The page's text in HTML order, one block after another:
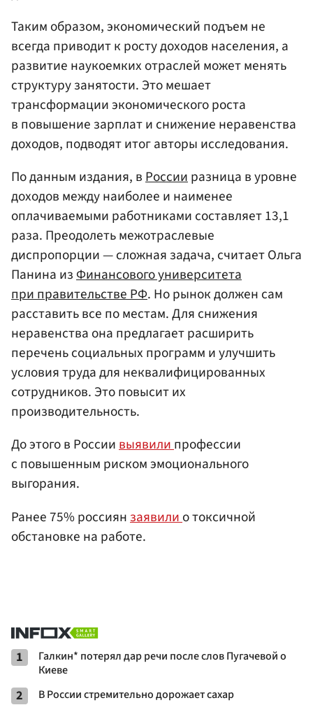
Таким образом, экономический подъем не
всегда приводит к росту доходов населения, а
развитие наукоемких отраслей может менять
структуру занятости. Это мешает
трансформации экономического роста
в повышение зарплат и снижение неравенства
доходов, подводят итог авторы исследования.
По данным издания, вРоссииразница в уровне
доходов между наиболее и наименее
оплачиваемыми работниками составляет 13,1
раза. Преодолеть межотраслевые
диспропорции — сложная задача, считает Ольга
Панина изФинансового университета
при правительстве РФ. Но рынок должен сам
расставить все по местам. Для снижения
неравенства она предлагает расширить
перечень социальных программ и улучшить
условия труда для неквалифицированных
сотрудников. Это повысит их
производительность.
До этого в Россиивыявилипрофессии
с повышенным риском эмоционального
выгорания.
Ранее 75% россиянзаявилио токсичной
обстановке на работе.
1
Галкин* потерял дар речи после слов Пугачевой о
Киеве
2 В России стремительно дорожает сахар